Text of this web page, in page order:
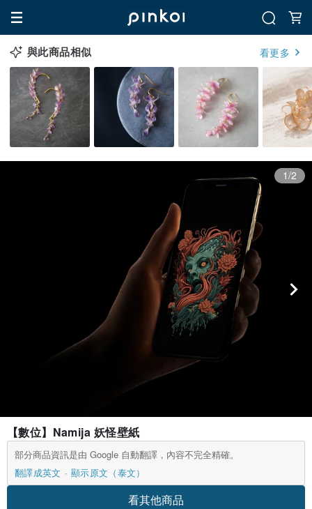
與此商品相似 看更多
1/2
【數位】Namija 妖怪壁紙
部分商品資訊是由 Google 自動翻譯，內容不完全精確。
翻譯成英文
顯示原文（泰文）
看其他商品